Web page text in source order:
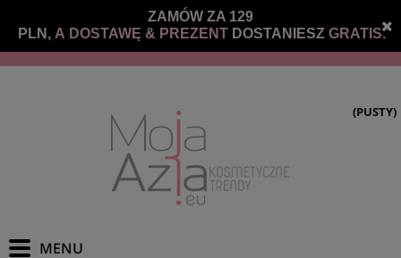
ZAMÓW ZA 129
PLN, A DOSTAWĘ & PREZENT DOSTANIESZ GRATIS.
(PUSTY)